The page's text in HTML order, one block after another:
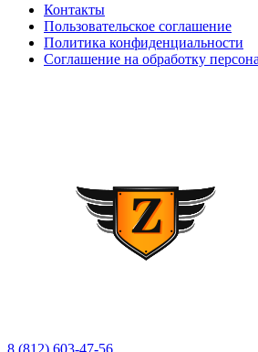
Контакты
Пользовательское соглашение
Политика конфиденциальности
Соглашение на обработку
8 (812) 603-47-56